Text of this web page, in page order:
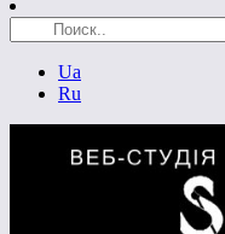
Ua
Ru